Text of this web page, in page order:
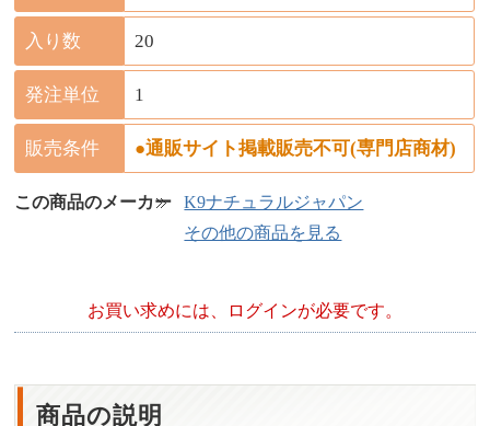
入り数 20
発注単位 1
販売条件 ●通販サイト掲載販売不可(専門店商材)
この商品のメーカー
K9ナチュラルジャパン
その他の商品を見る
お買い求めには、ログインが必要です。
商品の説明